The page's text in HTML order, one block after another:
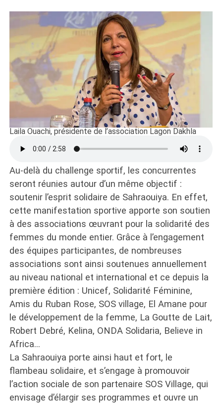
Laila Ouachi, présidente de l’association Lagon Dakhla
Au-delà du challenge sportif, les concurrentes
seront réunies autour d’un même objectif :
soutenir l’esprit solidaire de Sahraouiya. En effet,
cette manifestation sportive apporte son soutien
à des associations œuvrant pour la solidarité des
femmes du monde entier. Grâce à l’engagement
des équipes participantes, de nombreuses
associations sont ainsi soutenues annuellement
au niveau national et international et ce depuis la
première édition : Unicef, Solidarité Féminine,
Amis du Ruban Rose, SOS village, El Amane pour
le développement de la femme, La Goutte de Lait,
Robert Debré, Kelina, ONDA Solidaria, Believe in
Africa…
La Sahraouiya porte ainsi haut et fort, le
flambeau solidaire, et s’engage à promouvoir
l’action sociale de son partenaire SOS Village, qui
envisage d’élargir ses programmes et ouvre un